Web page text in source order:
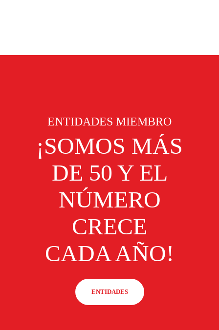
ENTIDADES MIEMBRO
¡SOMOS MÁS
DE 50 Y EL
NÚMERO
CRECE
CADA AÑO!
ENTIDADES